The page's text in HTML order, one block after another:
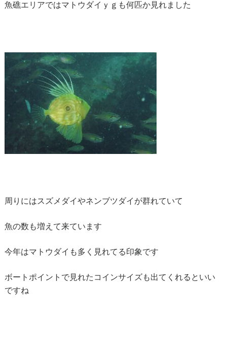
魚礁エリアではマトウダイｙｇも何匹か見れました
周りにはスズメダイやネンブツダイが群れていて
魚の数も増えて来ています
今年はマトウダイも多く見れてる印象です
ボートポイントで見れたコインサイズも出てくれるといい
ですね